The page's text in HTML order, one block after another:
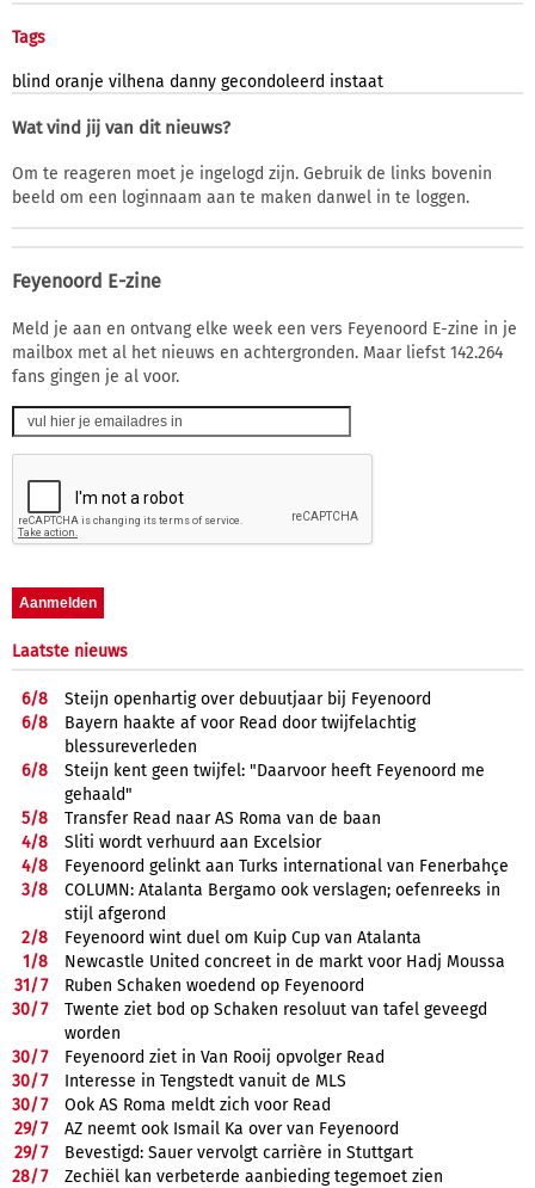
Tags
blind oranje vilhena danny gecondoleerd instaat
Wat vind jij van dit nieuws?
Om te reageren moet je ingelogd zijn. Gebruik de links bovenin
beeld om een loginnaam aan te maken danwel in te loggen.
Feyenoord E-zine
Meld je aan en ontvang elke week een vers Feyenoord E-zine in je
mailbox met al het nieuws en achtergronden. Maar liefst 142.264
fans gingen je al voor.
Laatste nieuws
6/8
Steijn openhartig over debuutjaar bij Feyenoord
6/8
Bayern haakte af voor Read door twijfelachtig
blessureverleden
6/8
Steijn kent geen twijfel: "Daarvoor heeft Feyenoord me
gehaald"
5/8
Transfer Read naar AS Roma van de baan
4/8
Sliti wordt verhuurd aan Excelsior
4/8
Feyenoord gelinkt aan Turks international van Fenerbahçe
3/8
COLUMN: Atalanta Bergamo ook verslagen; oefenreeks in
stijl afgerond
2/8
Feyenoord wint duel om Kuip Cup van Atalanta
1/8
Newcastle United concreet in de markt voor Hadj Moussa
31/7
Ruben Schaken woedend op Feyenoord
30/7
Twente ziet bod op Schaken resoluut van tafel geveegd
worden
30/7
Feyenoord ziet in Van Rooij opvolger Read
30/7
Interesse in Tengstedt vanuit de MLS
30/7
Ook AS Roma meldt zich voor Read
29/7
AZ neemt ook Ismail Ka over van Feyenoord
29/7
Bevestigd: Sauer vervolgt carrière in Stuttgart
28/7
Zechiël kan verbeterde aanbieding tegemoet zien